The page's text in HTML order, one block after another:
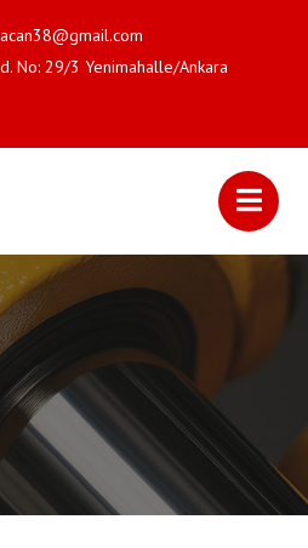
No: 29/3 Yenimahalle/Ankara